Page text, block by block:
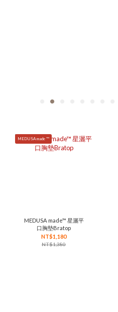
MEDUSA made ™
MEDUSA made™ 星灑平
口胸墊Bratop
NT$1,180
NT$1,380